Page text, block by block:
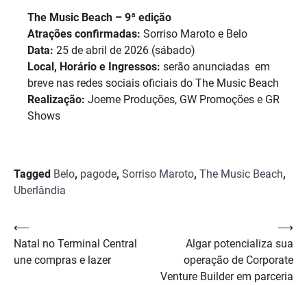
The Music Beach – 9ª edição
Atrações confirmadas: Sorriso Maroto e Belo
Data: 25 de abril de 2026 (sábado)
Local, Horário e Ingressos: serão anunciadas em
breve nas redes sociais oficiais do The Music Beach
Realização: Joeme Produções, GW Promoções e GR
Shows
Tagged Belo, pagode, Sorriso Maroto, The Music Beach,
Uberlândia
Navegação
de
⟵
Natal no Terminal Central
une compras e lazer
Algar potencializa sua
operação de Corporate
Venture Builder em parceria
⟶